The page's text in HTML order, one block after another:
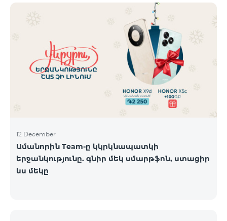
12 December
Ամանորին Team-ը կկրկնապատկի
երջանկությունը. գնիր մեկ սմարթֆոն, ստացիր
ևս մեկը